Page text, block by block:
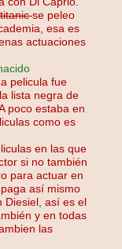
se peleo
esa es
actuaciones
pelicula fue
lista negra de
poco estaba en
como es
en las que
si no también
para actuar en
así mismo
Diesiel, así es el
y en todas
las